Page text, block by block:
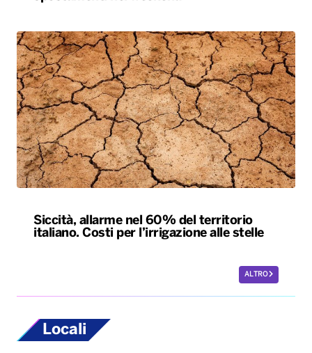
Siccità, allarme nel 60% del territorio
italiano. Costi per l’irrigazione alle stelle
ALTRO
Locali